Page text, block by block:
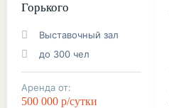
Горького
Выставочный зал
до 300 чел
Аренда от:
500 000 р/сутки